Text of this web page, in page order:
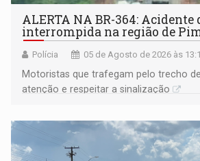
ALERTA NA BR-364:
interrompida na região de
Polícia 05 de Agosto de 2026 às
​Motoristas que trafegam pelo trecho
atenção e respeitar a sinalização